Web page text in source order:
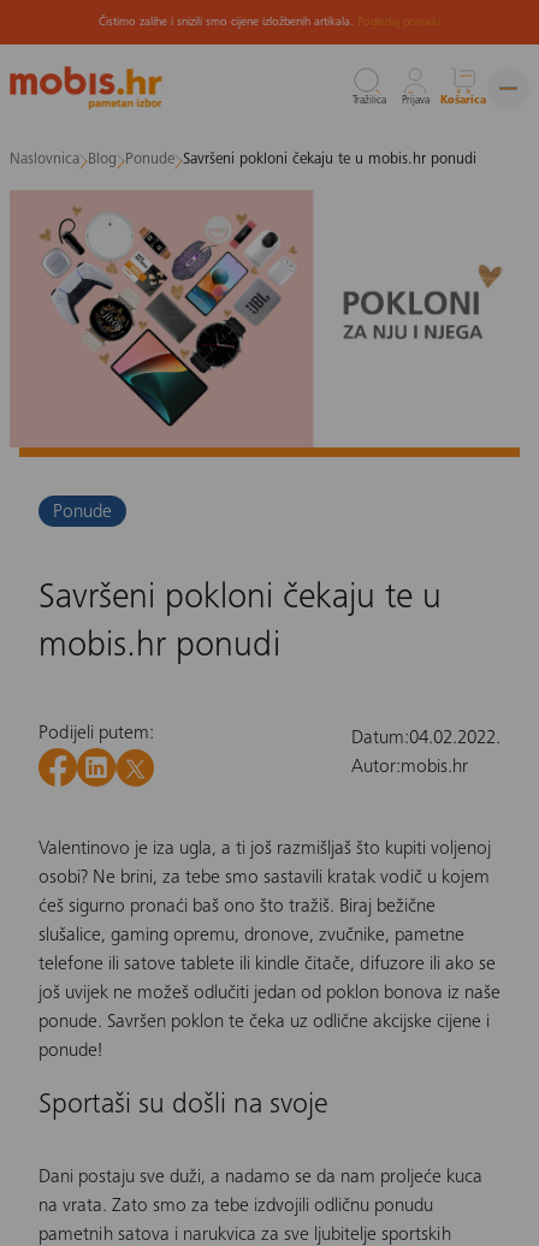
na
sadržaj
Čistimo zalihe i snizili smo cijene izložbenih artikala. Pogledaj ponudu
Tražilica Prijava Košarica
Naslovnica Blog Ponude Savršeni pokloni čekaju te u mobis.hr ponudi
Ponude
Savršeni pokloni čekaju te u
mobis.hr ponudi
Podijeli putem: Datum:04.02.2022.
Autor:mobis.hr
Valentinovo je iza ugla, a ti još razmišljaš što kupiti voljenoj
osobi? Ne brini, za tebe smo sastavili kratak vodič u kojem
ćeš sigurno pronaći baš ono što tražiš. Biraj bežične
slušalice, gaming opremu, dronove, zvučnike, pametne
telefone ili satove tablete ili kindle čitače, difuzore ili ako se
još uvijek ne možeš odlučiti jedan od poklon bonova iz naše
ponude. Savršen poklon te čeka uz odlične akcijske cijene i
ponude!
Sportaši su došli na svoje
Dani postaju sve duži, a nadamo se da nam proljeće kuca
na vrata. Zato smo za tebe izdvojili odličnu ponudu
pametnih satova i narukvica za sve ljubitelje sportskih